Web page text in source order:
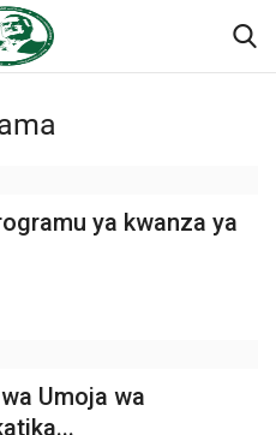
ya kwanza ya
Umoja wa